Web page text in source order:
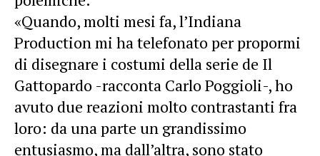
«Quando, molti mesi fa, l’Indiana
Production mi ha telefonato per propormi
di disegnare i costumi della serie de Il
Gattopardo -racconta Carlo Poggioli-, ho
avuto due reazioni molto contrastanti fra
loro: da una parte un grandissimo
entusiasmo, ma dall’altra, sono stato